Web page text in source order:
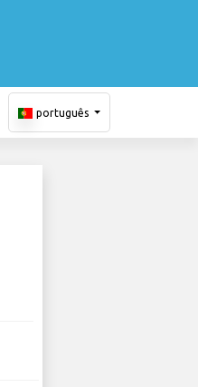
português